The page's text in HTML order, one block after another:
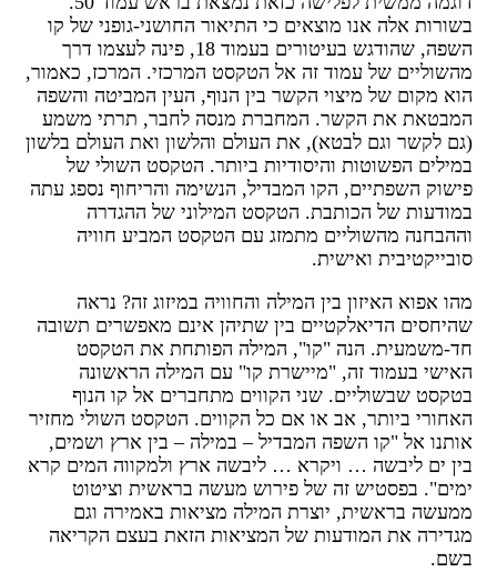
אלה אנו מוצאים כי התיאור החושני-גופני של קו
השפה, שהודגש בעיטורים בעמוד 18, פינה לעצמו דרך
של עמוד זה אל הטקסט המרכזי. המרכז, כאמור,
מקום של מיצוי הקשר בין הנוף, העין המביטה והשפה
את הקשר. המחברת מנסה לחבר, תרתי משמע
לקשר וגם לבטא), את העולם והלשון ואת העולם בלשון
הפשוטות והיסודיות ביותר. הטקסט השולי של
השפתיים, הקו המבדיל, הנשימה והריחוף נספג עתה
של הכותבת. הטקסט המילוני של ההגדרה
מהשוליים מתמזג עם הטקסט המביע חוויה
ואישית.
אפוא האיזון בין המילה והחוויה במיזוג זה? נראה
הדיאלקטיים בין שתיהן אינם מאפשרים תשובה
משמעית. הנה "קו", המילה הפותחת את הטקסט
בעמוד זה, "מיישרת קו" עם המילה הראשונה
שבשוליים. שני הקווים מתחברים אל קו הנוף
ביותר, אב או אם כל הקווים. הטקסט השולי מחזיר
אל "קו השפה המבדיל – במילה – בין ארץ ושמים,
ים ליבשה … ויקרא … ליבשה ארץ ולמקווה המים קרא
בפסטיש זה של פירוש מעשה בראשית וציטוט
בראשית, יוצרת המילה מציאות באמירה וגם
את המודעות של המציאות הזאת בעצם הקריאה